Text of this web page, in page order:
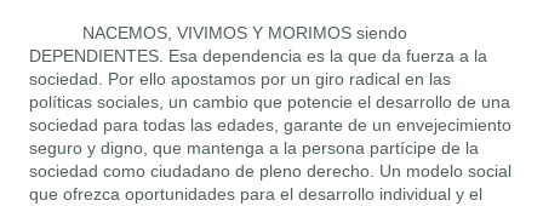
NACEMOS, VIVIMOS Y MORIMOS siendo
DEPENDIENTES. Esa dependencia es la que da fuerza a la
sociedad. Por ello apostamos por un giro radical en las
políticas sociales, un cambio que potencie el desarrollo de una
sociedad para todas las edades, garante de un envejecimiento
seguro y digno, que mantenga a la persona partícipe de la
sociedad como ciudadano de pleno derecho. Un modelo social
que ofrezca oportunidades para el desarrollo individual y el